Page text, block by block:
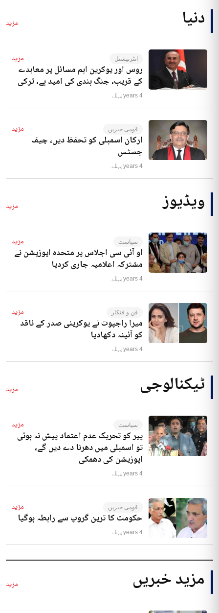
دنیا مزید
انٹرنیشنل مزید
روس اور یوکرین اہم مسائل پر معاہدے
کے قریب، جنگ بندی کی امید ہے، ترکی
4 years پہلے
قومی خبریں مزید
ارکان اسمبلی کو تحفظ دیں، چیف
جسٹس
4 years پہلے
ویڈیوز مزید
سیاست مزید
او آئی سی اجلاس پر متحدہ اپوزیشن نے
مشترکہ اعلامیہ جاری کردیا
4 years پہلے
فن و فنکار مزید
میرا راجپوت نے یوکرینی صدر کے ناقد
کو آئینہ دکھادیا
4 years پہلے
ٹیکنالوجی مزید
سیاست مزید
پیر کو تحریک عدم اعتماد پیش نہ ہوئی
تو اسمبلی میں دھرنا دے دیں گے،
اپوزیشن کی دھمکی
4 years پہلے
قومی خبریں مزید
حکومت کا ترین گروپ سے رابطہ ہوگیا
4 years پہلے
مزید خبریں مزید